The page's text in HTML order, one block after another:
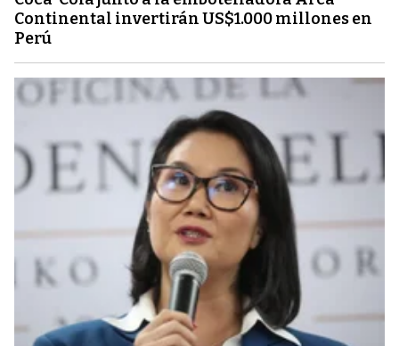
Continental invertirán US$1.000 millones en
Perú